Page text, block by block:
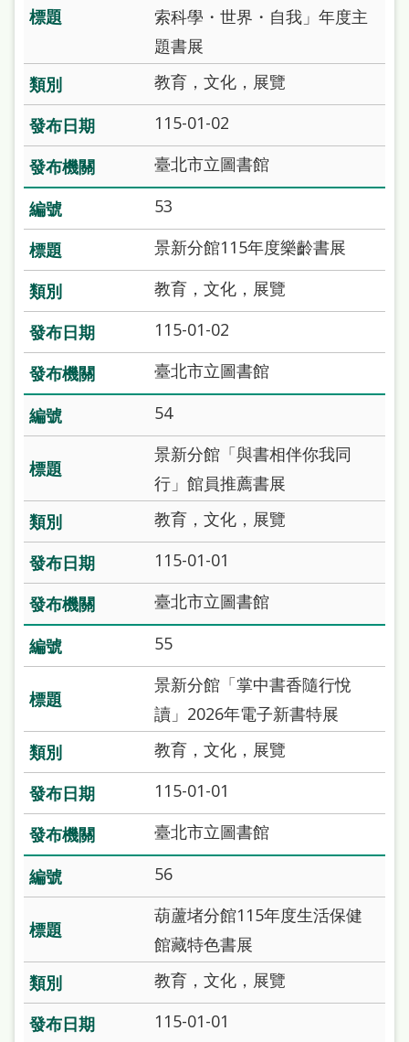
索科學・世界・自我」年度主
題書展
教育，文化，展覽
115-01-02
臺北市立圖書館
53
景新分館115年度樂齡書展
教育，文化，展覽
115-01-02
臺北市立圖書館
54
景新分館「與書相伴你我同
行」館員推薦書展
教育，文化，展覽
115-01-01
臺北市立圖書館
55
景新分館「掌中書香隨行悅
讀」2026年電子新書特展
教育，文化，展覽
115-01-01
臺北市立圖書館
56
葫蘆堵分館115年度生活保健
館藏特色書展
教育，文化，展覽
115-01-01